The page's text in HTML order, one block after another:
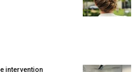
intervention